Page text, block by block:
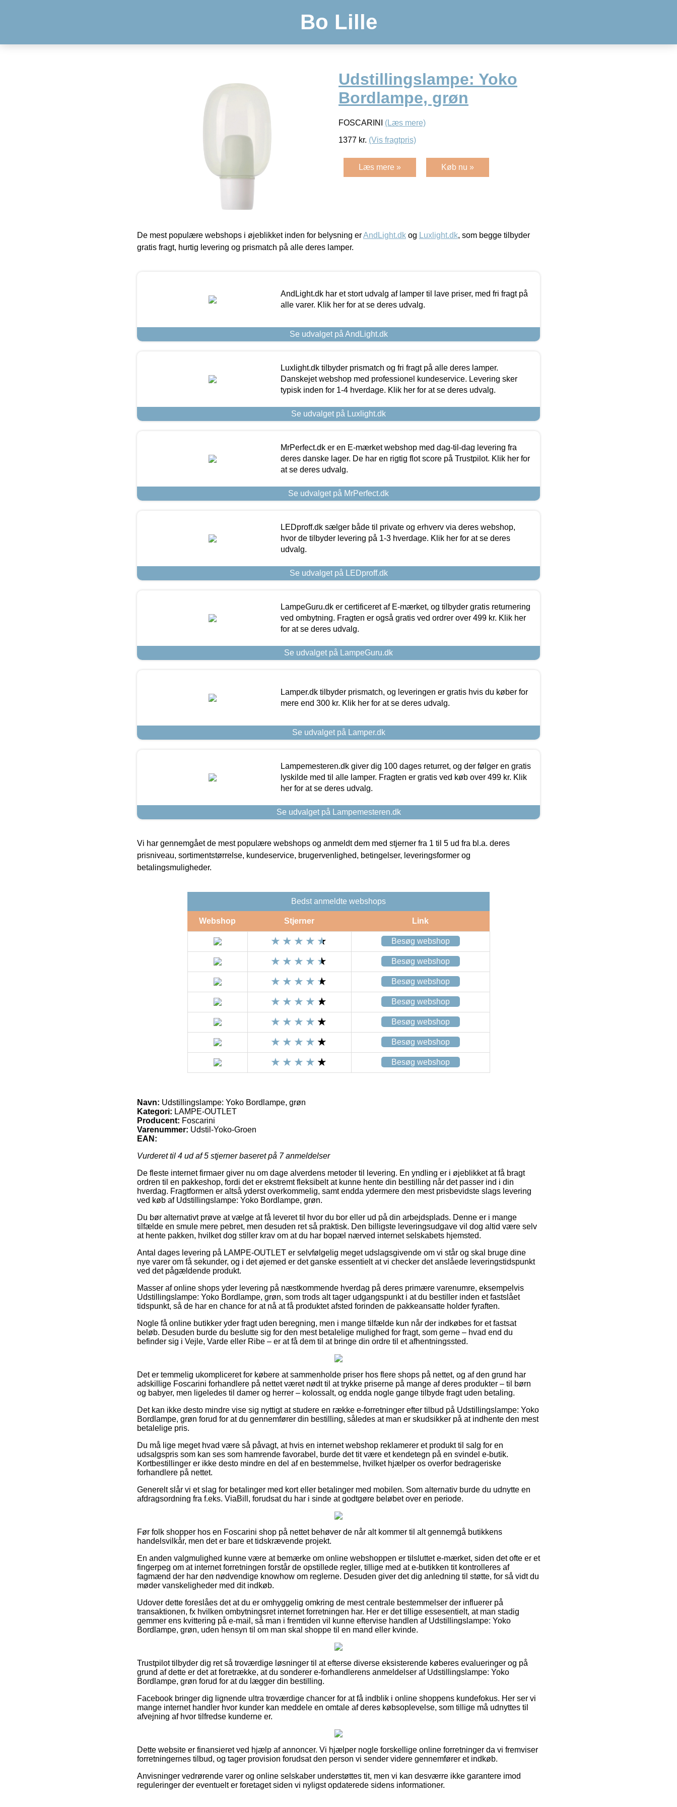
Bo Lille
Udstillingslampe: Yoko
Bordlampe, grøn
FOSCARINI (Læs mere)
1377 kr. (Vis fragtpris)
Læs mere » Køb nu »
De mest populære webshops i øjeblikket inden for belysning erAndLight.dk og Luxlight.dk, som begge tilbyder
gratis fragt, hurtig levering og prismatch på alle deres lamper.
AndLight.dk har et stort udvalg af lamper til lave priser, med fri fragt på
alle varer. Klik her for at se deres udvalg.
Se udvalget på AndLight.dk
Luxlight.dk tilbyder prismatch og fri fragt på alle deres lamper.
Danskejet webshop med professionel kundeservice. Levering sker
typisk inden for 1-4 hverdage. Klik her for at se deres udvalg.
Se udvalget på Luxlight.dk
MrPerfect.dk er en E-mærket webshop med dag-til-dag levering fra
deres danske lager. De har en rigtig flot score på Trustpilot. Klik her for
at se deres udvalg.
Se udvalget på MrPerfect.dk
LEDproff.dk sælger både til private og erhverv via deres webshop,
hvor de tilbyder levering på 1-3 hverdage. Klik her for at se deres
udvalg.
Se udvalget på LEDproff.dk
LampeGuru.dk er certificeret af E-mærket, og tilbyder gratis returnering
ved ombytning. Fragten er også gratis ved ordrer over 499 kr. Klik her
for at se deres udvalg.
Se udvalget på LampeGuru.dk
Lamper.dk tilbyder prismatch, og leveringen er gratis hvis du køber for
mere end 300 kr. Klik her for at se deres udvalg.
Se udvalget på Lamper.dk
Lampemesteren.dk giver dig 100 dages returret, og der følger en gratis
lyskilde med til alle lamper. Fragten er gratis ved køb over 499 kr. Klik
her for at se deres udvalg.
Se udvalget på Lampemesteren.dk
Vi har gennemgået de mest populære webshops og anmeldt dem med stjerner fra 1 til 5 ud fra bl.a. deres
prisniveau, sortimentstørrelse, kundeservice, brugervenlighed, betingelser, leveringsformer og
betalingsmuligheder.
Bedst anmeldte webshops
Webshop Stjerner Link
Besøg webshop
Besøg webshop
Besøg webshop
Besøg webshop
Besøg webshop
Besøg webshop
Besøg webshop
Navn: Udstillingslampe: Yoko Bordlampe, grøn
Kategori: LAMPE-OUTLET
Producent: Foscarini
Varenummer: Udstil-Yoko-Groen
EAN:
Vurderet til 4 ud af 5 stjerner baseret på 7anmeldelser
De fleste internet firmaer giver nu om dage alverdens metoder til levering. En yndling er i øjeblikket at få bragt
ordren til en pakkeshop, fordi det er ekstremt fleksibelt at kunne hente din bestilling når det passer ind i din
hverdag. Fragtformen er altså yderst overkommelig, samt endda ydermere den mest prisbevidste slags levering
ved køb af Udstillingslampe: Yoko Bordlampe, grøn.
Du bør alternativt prøve at vælge at få leveret til hvor du bor eller ud på din arbejdsplads. Denne er i mange
tilfælde en smule mere pebret, men desuden ret så praktisk. Den billigste leveringsudgave vil dog altid være selv
at hente pakken, hvilket dog stiller krav om at du har bopæl nærved internet selskabets hjemsted.
Antal dages levering på LAMPE-OUTLET er selvfølgelig meget udslagsgivende om vi står og skal bruge dine
nye varer om få sekunder, og i det øjemed er det ganske essentielt at vi checker det anslåede leveringstidspunkt
ved det pågældende produkt.
Masser af online shops yder levering på næstkommende hverdag på deres primære varenumre, eksempelvis
Udstillingslampe: Yoko Bordlampe, grøn, som trods alt tager udgangspunkt i at du bestiller inden et fastslået
tidspunkt, så de har en chance for at nå at få produktet afsted forinden de pakkeansatte holder fyraften.
Nogle få online butikker yder fragt uden beregning, men i mange tilfælde kun når der indkøbes for et fastsat
beløb. Desuden burde du beslutte sig for den mest betalelige mulighed for fragt, som gerne – hvad end du
befinder sig i Vejle, Varde eller Ribe – er at få dem til at bringe din ordre til et afhentningssted.
Det er temmelig ukompliceret for købere at sammenholde priser hos flere shops på nettet, og af den grund har
adskillige Foscarini forhandlere på nettet været nødt til at trykke priserne på mange af deres produkter – til børn
og babyer, men ligeledes til damer og herrer – kolossalt, og endda nogle gange tilbyde fragt uden betaling.
Det kan ikke desto mindre vise sig nyttigt at studere en række e-forretninger efter tilbud på Udstillingslampe: Yoko
Bordlampe, grøn forud for at du gennemfører din bestilling, således at man er skudsikker på at indhente den mest
betalelige pris.
Du må lige meget hvad være så påvagt, at hvis en internet webshop reklamerer et produkt til salg for en
udsalgspris som kan ses som hamrende favorabel, burde det tit være et kendetegn på en svindel e-butik.
Kortbestillinger er ikke desto mindre en del af en bestemmelse, hvilket hjælper os overfor bedrageriske
forhandlere på nettet.
Generelt slår vi et slag for betalinger med kort eller betalinger med mobilen. Som alternativ burde du udnytte en
afdragsordning fra f.eks. ViaBill, forudsat du har i sinde at godtgøre beløbet over en periode.
Før folk shopper hos en Foscarini shop på nettet behøver de når alt kommer til alt gennemgå butikkens
handelsvilkår, men det er bare et tidskrævende projekt.
En anden valgmulighed kunne være at bemærke om online webshoppen er tilsluttet e-mærket, siden det ofte er et
fingerpeg om at internet forretningen forstår de opstillede regler, tillige med at e-butikken tit kontrolleres af
fagmænd der har den nødvendige knowhow om reglerne. Desuden giver det dig anledning til støtte, for så vidt du
møder vanskeligheder med dit indkøb.
Udover dette foreslåes det at du er omhyggelig omkring de mest centrale bestemmelser der influerer på
transaktionen, fx hvilken ombytningsret internet forretningen har. Her er det tillige essesentielt, at man stadig
gemmer ens kvittering på e-mail, så man i fremtiden vil kunne eftervise handlen af Udstillingslampe: Yoko
Bordlampe, grøn, uden hensyn til om man skal shoppe til en mand eller kvinde.
Trustpilot tilbyder dig ret så troværdige løsninger til at efterse diverse eksisterende køberes evalueringer og på
grund af dette er det at foretrække, at du sonderer e-forhandlerens anmeldelser af Udstillingslampe: Yoko
Bordlampe, grøn forud for at du lægger din bestilling.
Facebook bringer dig lignende ultra troværdige chancer for at få indblik i online shoppens kundefokus. Her ser vi
mange internet handler hvor kunder kan meddele en omtale af deres købsoplevelse, som tillige må udnyttes til
afvejning af hvor tilfredse kunderne er.
Dette website er finansieret ved hjælp af annoncer. Vi hjælper nogle forskellige online forretninger da vi fremviser
forretningernes tilbud, og tager provision forudsat den person vi sender videre gennemfører et indkøb.
Anvisninger vedrørende varer og online selskaber understøttes tit, men vi kan desværre ikke garantere imod
reguleringer der eventuelt er foretaget siden vi nyligst opdaterede sidens informationer.